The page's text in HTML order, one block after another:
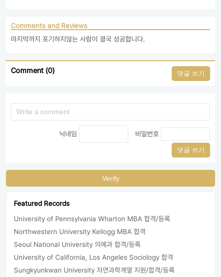
Comments and Reviews
마지막까지 포기하지않는 사람이 결국 성공합니다.
Comment (0) 댓글 쓰기
닉네임 비밀번호
댓글 쓰기
Verify
Featured Records
University of Pennsylvania Wharton MBA 합격/등록
Northwestern University Kellogg MBA 합격
Seoul National University 의예과 합격/등록
University of California, Los Angeles Sociology 합격
Sungkyunkwan University 자연과학계열 지원/합격/등록